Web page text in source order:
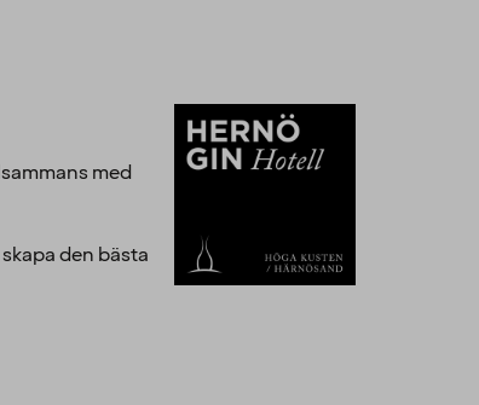
med
den bästa